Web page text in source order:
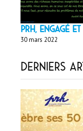
PRH, engagé
30 mars 2022
Derniers